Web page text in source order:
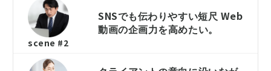
scene #2
SNSでも伝わりやすい短尺 Web
動画の企画力を高めたい。